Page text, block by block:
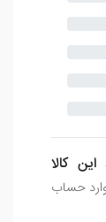
کالا
حساب